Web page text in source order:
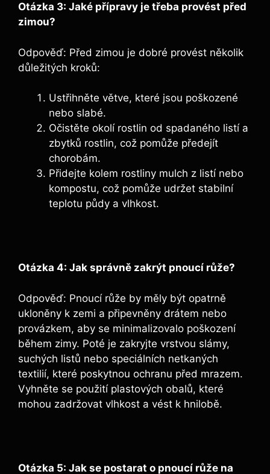
Otázka 3: Jaké přípravy je třeba provést před
zimou?
Odpověď: Před zimou je dobré provést několik
důležitých kroků:
Ustřihněte větve, které jsou poškozené
nebo slabé.
Očistěte okolí rostlin od spadaného listí a
zbytků rostlin, což pomůže předejít
chorobám.
Přidejte kolem rostliny mulch z listí nebo
kompostu, což pomůže udržet stabilní
teplotu půdy a vlhkost.
Otázka 4: Jak správně zakrýt pnoucí růže?
Odpověď: Pnoucí růže by měly být opatrně
ukloněny k zemi a připevněny drátem nebo
provázkem, aby se minimalizovalo poškození
během zimy. Poté je zakryjte vrstvou slámy,
suchých listů nebo speciálních netkaných
textilií, které poskytnou ochranu před mrazem.
Vyhněte se použití plastových obalů, které
mohou zadržovat vlhkost a vést k hnilobě.
Otázka 5: Jak se postarat o pnoucí růže na